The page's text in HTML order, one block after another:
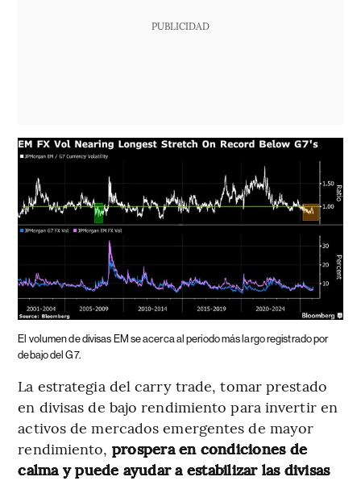
PUBLICIDAD
El volumen de divisas EM se acerca al periodo más largo registrado por
debajo del G7.
La estrategia del carry trade, tomar prestado
en divisas de bajo rendimiento para invertir en
activos de mercados emergentes de mayor
rendimiento, prospera en condiciones de
calma y puede ayudar a estabilizar las divisas